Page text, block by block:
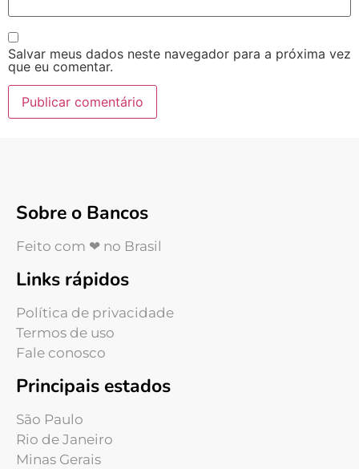
Salvar meus dados neste navegador para a próxima vez
que eu comentar.
Sobre o Bancos
Feito com ❤ no Brasil
Links rápidos
Política de privacidade
Termos de uso
Fale conosco
Principais estados
São Paulo
Rio de Janeiro
Minas Gerais